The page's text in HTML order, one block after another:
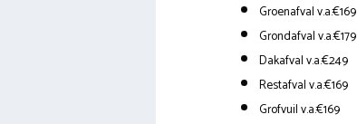
Groenafval v.a.€169
Grondafval v.a.€179
Dakafval v.a.€249
Restafval v.a.€169
Grofvuil v.a.€169